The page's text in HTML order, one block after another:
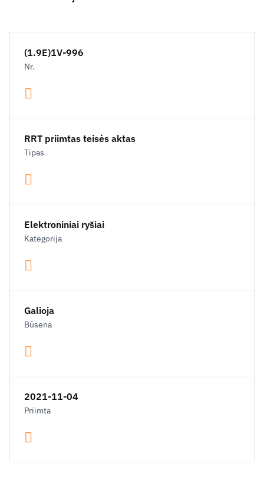
(1.9E)1V-996
Nr.
RRT priimtas teisės aktas
Tipas
Elektroniniai ryšiai
Kategorija
Galioja
Būsena
2021-11-04
Priimta